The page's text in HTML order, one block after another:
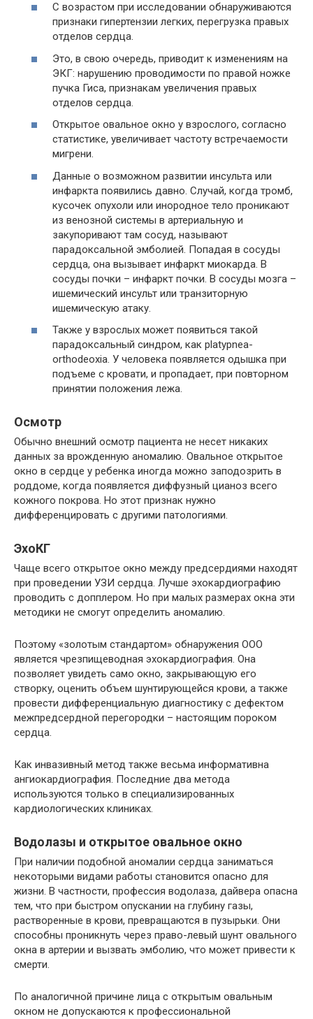
С возрастом при исследовании обнаруживаются
признаки гипертензии легких, перегрузка правых
отделов сердца.
Это, в свою очередь, приводит к изменениям на
ЭКГ: нарушению проводимости по правой ножке
пучка Гиса, признакам увеличения правых
отделов сердца.
Открытое овальное окно у взрослого, согласно
статистике, увеличивает частоту встречаемости
мигрени.
Данные о возможном развитии инсульта или
инфаркта появились давно. Случай, когда тромб,
кусочек опухоли или инородное тело проникают
из венозной системы в артериальную и
закупоривают там сосуд, называют
парадоксальной эмболией. Попадая в сосуды
сердца, она вызывает инфаркт миокарда. В
сосуды почки – инфаркт почки. В сосуды мозга –
ишемический инсульт или транзиторную
ишемическую атаку.
Также у взрослых может появиться такой
парадоксальный синдром, как platypnea-
orthodeoxia. У человека появляется одышка при
подъеме с кровати, и пропадает, при повторном
принятии положения лежа.
Осмотр
Обычно внешний осмотр пациента не несет никаких
данных за врожденную аномалию. Овальное открытое
окно в сердце у ребенка иногда можно заподозрить в
роддоме, когда появляется диффузный цианоз всего
кожного покрова. Но этот признак нужно
дифференцировать с другими патологиями.
ЭхоКГ
Чаще всего открытое окно между предсердиями находят
при проведении УЗИ сердца. Лучше эхокардиографию
проводить с допплером. Но при малых размерах окна эти
методики не смогут определить аномалию.
Поэтому «золотым стандартом» обнаружения ООО
является чрезпищеводная эхокардиография. Она
позволяет увидеть само окно, закрывающую его
створку, оценить объем шунтирующейся крови, а также
провести дифференциальную диагностику с дефектом
межпредсердной перегородки – настоящим пороком
сердца.
Как инвазивный метод также весьма информативна
ангиокардиография. Последние два метода
используются только в специализированных
кардиологических клиниках.
Водолазы и открытое овальное окно
При наличии подобной аномалии сердца заниматься
некоторыми видами работы становится опасно для
жизни. В частности, профессия водолаза, дайвера опасна
тем, что при быстром опускании на глубину газы,
растворенные в крови, превращаются в пузырьки. Они
способны проникнуть через право-левый шунт овального
окна в артерии и вызвать эмболию, что может привести к
смерти.
По аналогичной причине лица с открытым овальным
окном не допускаются к профессиональной